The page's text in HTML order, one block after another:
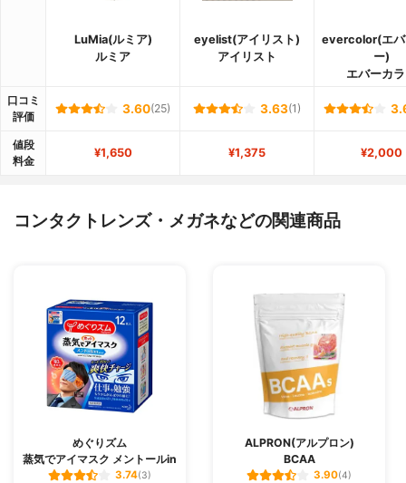
LuMia(ルミア)
ルミア
eyelist(アイリスト)
アイリスト
evercolor(エバ
ー)
エバーカ
口コミ
評価
3.60(25) 3.63(1)
値段
料金
¥1,650 ¥1,375 ¥2,000
コンタクトレンズ・メガネなどの関連商品
めぐりズム
蒸気でアイマスク メントールin
3.74(3)
ALPRON(アルプロン)
BCAA
3.90(4)